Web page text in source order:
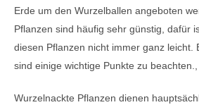
Erde um den Wurzelballen angeboten
Pflanzen sind häufig sehr günstig, dafür
diesen Pflanzen nicht immer ganz leicht.
sind einige wichtige Punkte zu beachten.,
Wurzelnackte Pflanzen dienen